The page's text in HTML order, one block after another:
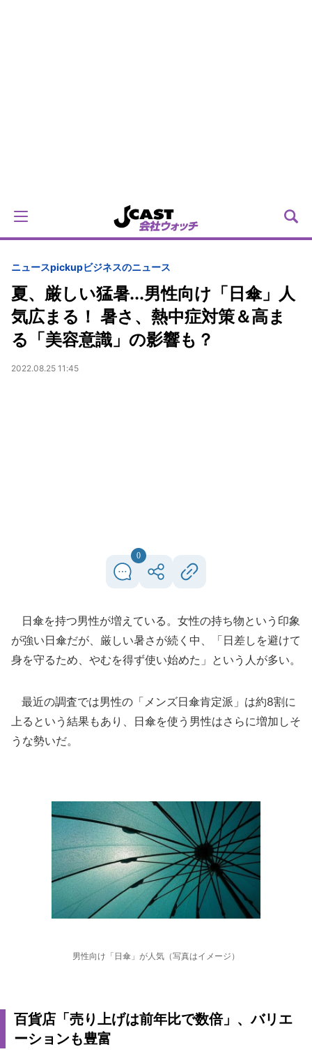
ニュースpickupビジネスのニュース
夏、厳しい猛暑...男性向け「日傘」人
気広まる！ 暑さ、熱中症対策＆高ま
る「美容意識」の影響も？
2022.08.25 11:45
0
日傘を持つ男性が増えている。女性の持ち物という印象
が強い日傘だが、厳しい暑さが続く中、「日差しを避けて
身を守るため、やむを得ず使い始めた」という人が多い。
最近の調査では男性の「メンズ日傘肯定派」は約8割に
上るという結果もあり、日傘を使う男性はさらに増加しそ
うな勢いだ。
男性向け「日傘」が人気（写真はイメージ）
百貨店「売り上げは前年比で数倍」、バリエ
ーションも豊富